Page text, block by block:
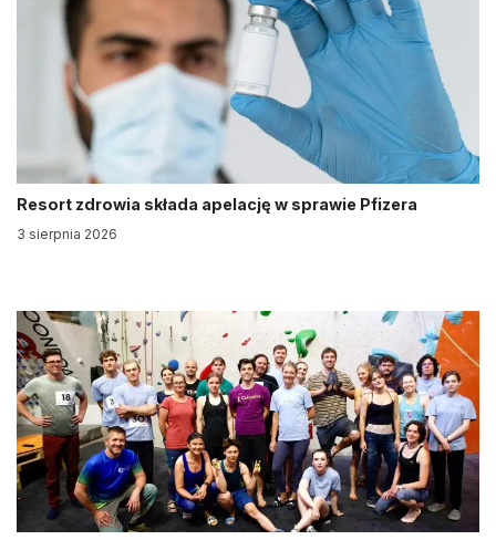
Resort zdrowia składa apelację w sprawie Pfizera
3 sierpnia 2026